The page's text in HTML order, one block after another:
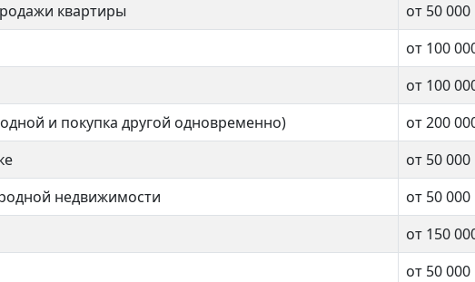
квартиры
от 50 000
от 100
от 100
и покупка другой одновременно)
от 200
от 50 000
недвижимости
от 50 000
от 150
от 50 000